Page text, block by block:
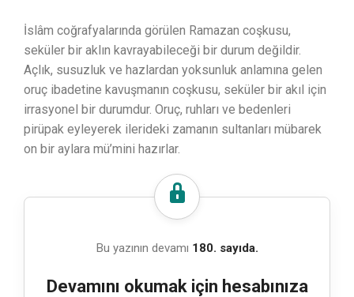
İslâm coğrafyalarında görülen Ramazan coşkusu,
seküler bir aklın kavrayabileceği bir durum değildir.
Açlık, susuzluk ve hazlardan yoksunluk anlamına gelen
oruç ibadetine kavuşmanın coşkusu, seküler bir akıl için
irrasyonel bir durumdur. Oruç, ruhları ve bedenleri
pirüpak eyleyerek ilerideki zamanın sultanları mübarek
on bir aylara mü’mini hazırlar.
Bu yazının devamı 180. sayıda.
Devamını okumak için hesabınıza